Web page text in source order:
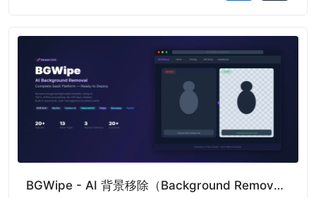
BGWipe - AI 背景移除（Background Remover）SaaS 平台源码